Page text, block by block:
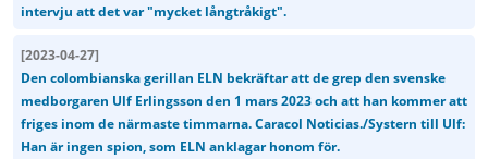
intervju att det var "mycket långtråkigt".
[2023-04-27]
Den colombianska gerillan ELN bekräftar att de grep den svenske
medborgaren Ulf Erlingsson den 1 mars 2023 och att han kommer att
friges inom de närmaste timmarna. Caracol Noticias./Systern till Ulf:
Han är ingen spion, som ELN anklagar honom för.